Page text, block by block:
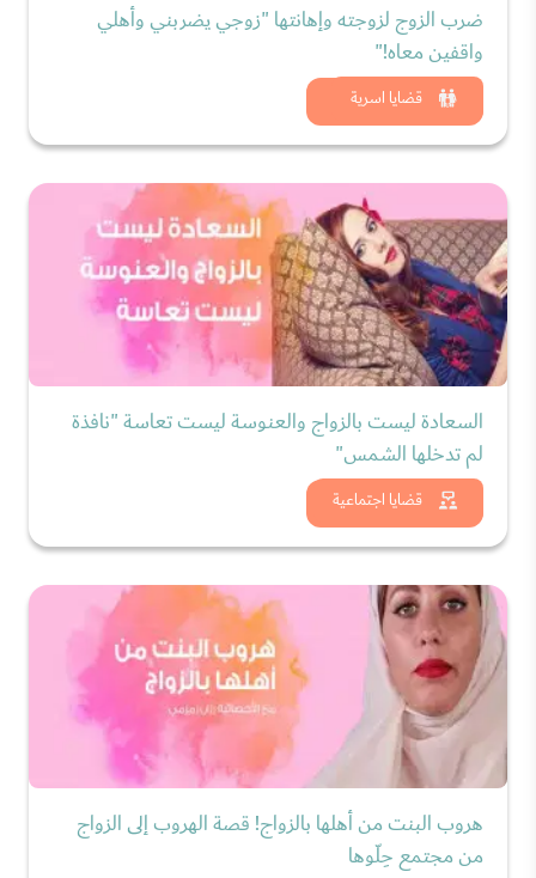
قضايا اسرية
ضرب الزوج لزوجته وإهانتها "زوجي يضربني وأهلي
واقفين معاه!"
شاهد الان
قضايا اجتماعية
السعادة ليست بالزواج والعنوسة ليست تعاسة "نافذة
لم تدخلها الشمس"
شاهد الان
هروب البنت من أهلها بالزواج! قصة الهروب إلى الزواج
من مجتمع حِلّوها